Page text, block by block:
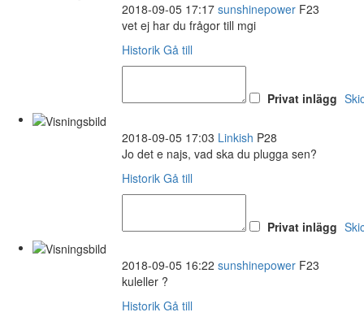
2018-09-05 17:17 sunshinepower F23
vet ej har du frågor till mgi
Historik Gå till
Privat inlägg
2018-09-05 17:03 Linkish P28
Jo det e najs, vad ska du plugga sen?
Historik Gå till
Privat inlägg
2018-09-05 16:22 sunshinepower F23
kuleller ?
Historik Gå till